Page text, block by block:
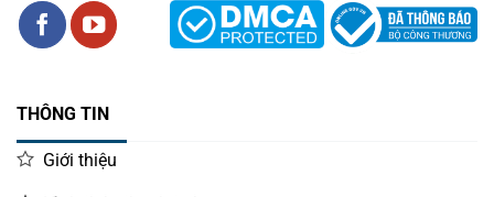
THÔNG TIN
Giới thiệu